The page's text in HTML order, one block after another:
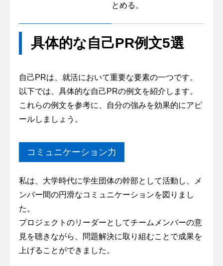
とめる。
具体的な自己PR例文5選
自己PRは、就活において重要な要素の一つです。
以下では、具体的な自己PRの例文を紹介します。
これらの例文を参考に、自分の強みを効果的にアピ
ールしましょう。
コミュニケーション力
私は、大学時代に学生団体の幹部として活動し、メ
ンバー間の円滑なコミュニケーションを図りまし
た。
プロジェクトのリーダーとしてチームメンバーの意
見を聴きながら、問題解決に取り組むことで成果を
上げることができました。